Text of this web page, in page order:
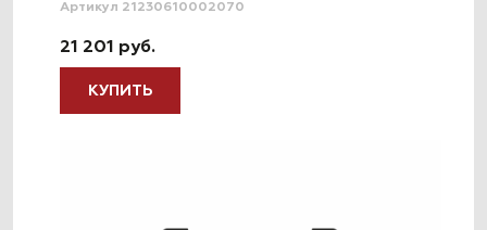
Артикул 21230610002070
21 201 руб.
КУПИТЬ